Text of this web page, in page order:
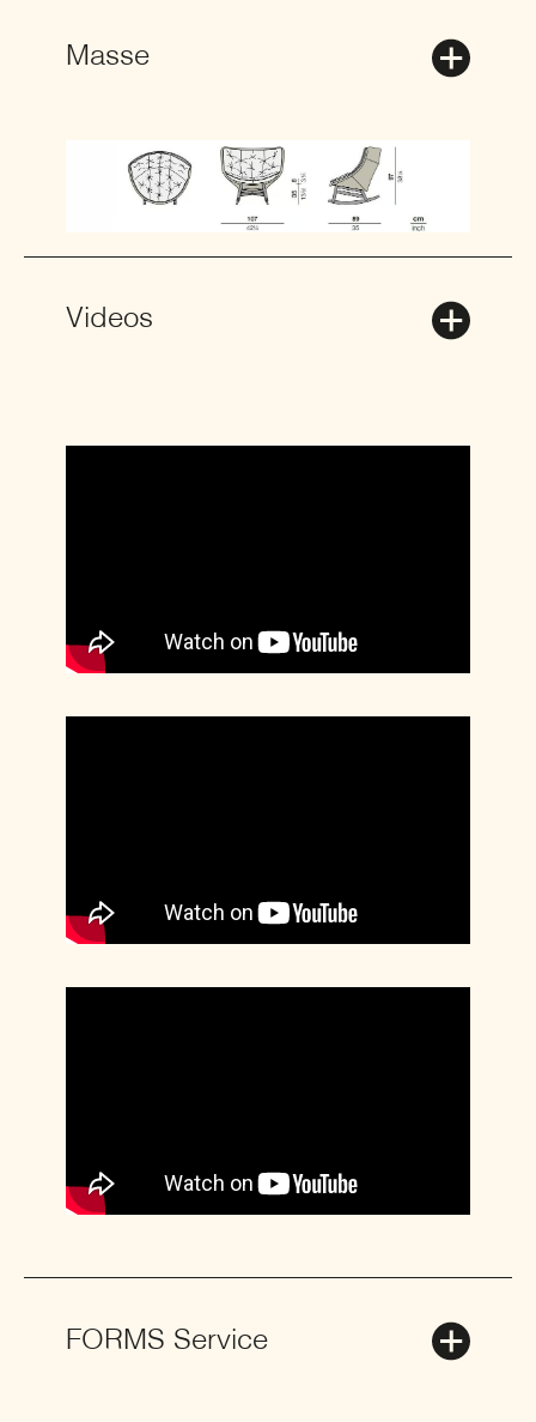
Masse
Videos
FORMS Service